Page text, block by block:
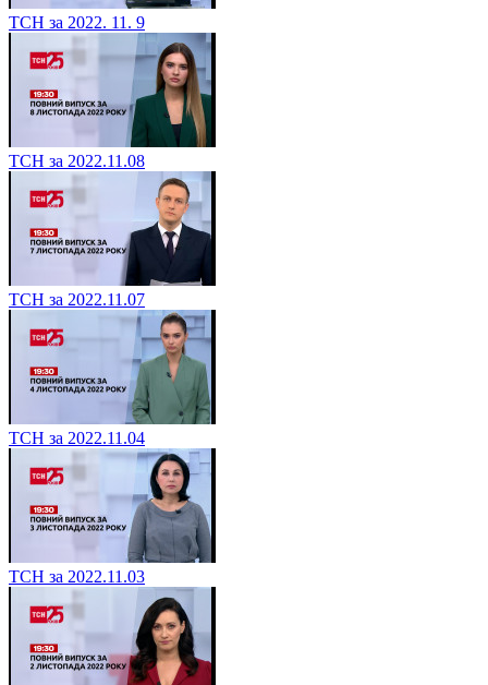
ТСН за 2022. 11. 9
ТСН за 2022.11.08
ТСН за 2022.11.07
ТСН за 2022.11.04
ТСН за 2022.11.03